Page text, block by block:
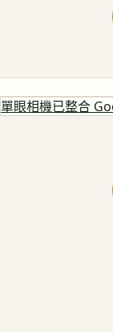
單眼相機已整合